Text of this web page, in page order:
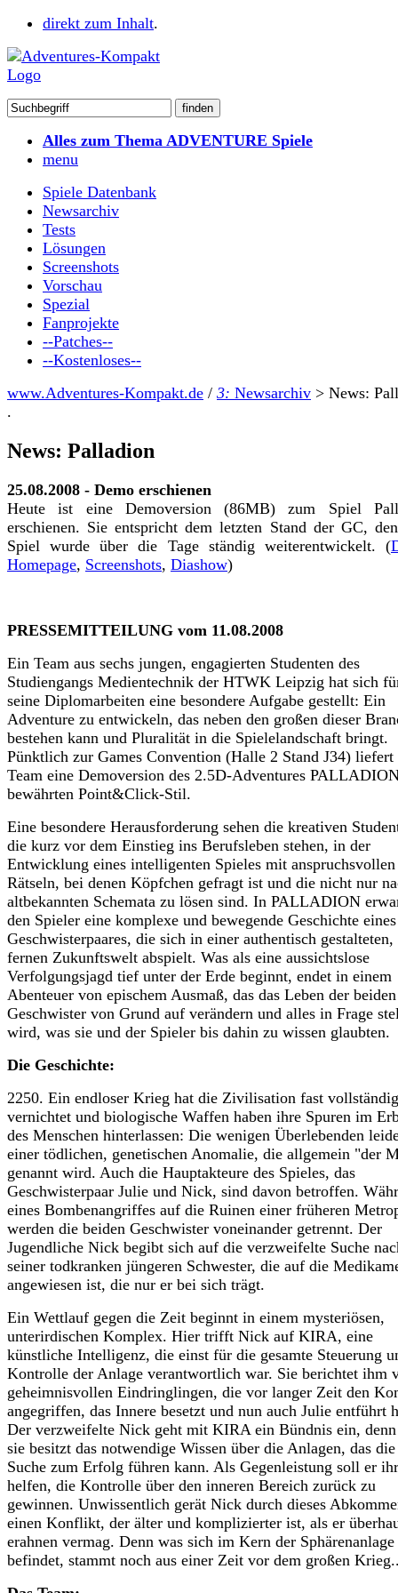
direkt zum Inhalt.
Alles zum Thema ADVENTURE Spiele
menu
Spiele Datenbank
Newsarchiv
Tests
Lösungen
Screenshots
Vorschau
Spezial
Fanprojekte
--Patches--
--Kostenloses--
www.Adventures-Kompakt.de / 3: Newsarchiv > News:
.
News: Palladion
25.08.2008 - Demo erschienen
Heute ist eine Demoversion (86MB) zum Spiel
erschienen. Sie entspricht dem letzten Stand der GC,
Spiel wurde über die Tage ständig weiterentwickelt. (
Homepage, Screenshots, Diashow)
PRESSEMITTEILUNG vom 11.08.2008
Ein Team aus sechs jungen, engagierten Studenten des
Studiengangs Medientechnik der HTWK Leipzig hat sich
seine Diplomarbeiten eine besondere Aufgabe gestellt: Ein
Adventure zu entwickeln, das neben den großen dieser
bestehen kann und Pluralität in die Spielelandschaft bringt.
Pünktlich zur Games Convention (Halle 2 Stand J34) liefert
Team eine Demoversion des 2.5D-Adventures
bewährten Point&Click-Stil.
Eine besondere Herausforderung sehen die kreativen
die kurz vor dem Einstieg ins Berufsleben stehen, in der
Entwicklung eines intelligenten Spieles mit anspruchsvollen
Rätseln, bei denen Köpfchen gefragt ist und die nicht nur
altbekannten Schemata zu lösen sind. In PALLADION
den Spieler eine komplexe und bewegende Geschichte eines
Geschwisterpaares, die sich in einer authentisch gestalteten,
fernen Zukunftswelt abspielt. Was als eine aussichtslose
Verfolgungsjagd tief unter der Erde beginnt, endet in einem
Abenteuer von epischem Ausmaß, das das Leben der beiden
Geschwister von Grund auf verändern und alles in Frage
wird, was sie und der Spieler bis dahin zu wissen glaubten.
Die Geschichte:
2250. Ein endloser Krieg hat die Zivilisation fast vollständig
vernichtet und biologische Waffen haben ihre Spuren im
des Menschen hinterlassen: Die wenigen Überlebenden
einer tödlichen, genetischen Anomalie, die allgemein "der
genannt wird. Auch die Hauptakteure des Spieles, das
Geschwisterpaar Julie und Nick, sind davon betroffen.
eines Bombenangriffes auf die Ruinen einer früheren
werden die beiden Geschwister voneinander getrennt. Der
Jugendliche Nick begibt sich auf die verzweifelte Suche
seiner todkranken jüngeren Schwester, die auf die
angewiesen ist, die nur er bei sich trägt.
Ein Wettlauf gegen die Zeit beginnt in einem mysteriösen,
unterirdischen Komplex. Hier trifft Nick auf KIRA, eine
künstliche Intelligenz, die einst für die gesamte Steuerung
Kontrolle der Anlage verantwortlich war. Sie berichtet ihm
geheimnisvollen Eindringlingen, die vor langer Zeit den
angegriffen, das Innere besetzt und nun auch Julie entführt
Der verzweifelte Nick geht mit KIRA ein Bündnis ein,
sie besitzt das notwendige Wissen über die Anlagen, das die
Suche zum Erfolg führen kann. Als Gegenleistung soll er ihr
helfen, die Kontrolle über den inneren Bereich zurück zu
gewinnen. Unwissentlich gerät Nick durch dieses
einen Konflikt, der älter und komplizierter ist, als er
erahnen vermag. Denn was sich im Kern der Sphärenanlage
befindet, stammt noch aus einer Zeit vor dem großen